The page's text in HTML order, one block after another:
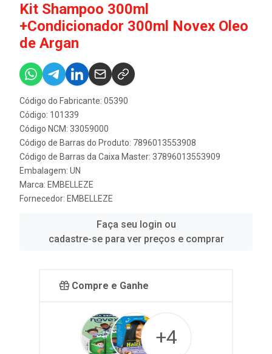
Kit Shampoo 300ml
+Condicionador 300ml Novex Oleo
de Argan
Código do Fabricante: 05390
Código: 101339
Código NCM: 33059000
Código de Barras do Produto: 7896013553908
Código de Barras da Caixa Master: 37896013553909
Embalagem: UN
Marca: EMBELLEZE
Fornecedor: EMBELLEZE
Faça seu login ou
cadastre-se para ver preços e comprar
Compre e Ganhe
+4